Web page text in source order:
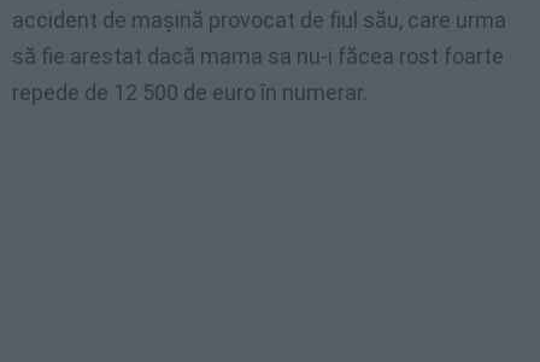
accident de mașină provocat de fiul său, care urma
să fie arestat dacă mama sa nu-i făcea rost foarte
repede de 12 500 de euro în numerar.